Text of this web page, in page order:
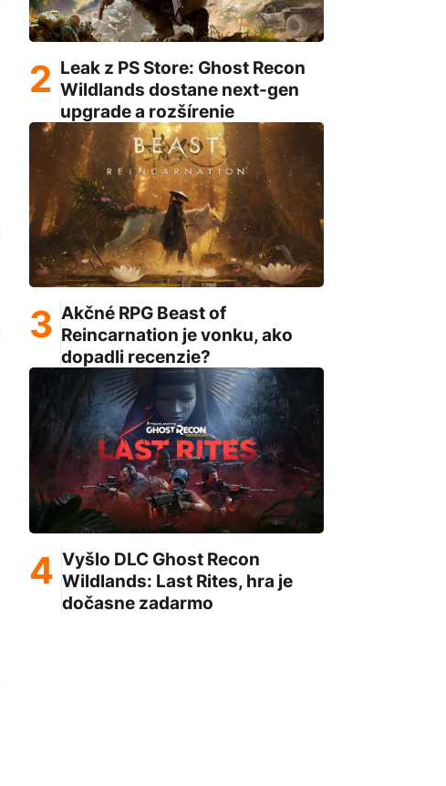
Leak z PS Store: Ghost Recon
Wildlands dostane next-gen
upgrade a rozšírenie
Akčné RPG Beast of
Reincarnation je vonku, ako
dopadli recenzie?
Vyšlo DLC Ghost Recon
Wildlands: Last Rites, hra je
dočasne zadarmo